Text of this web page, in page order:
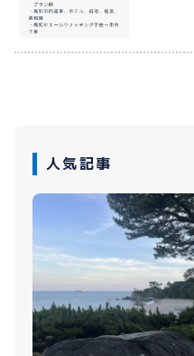
人気記事